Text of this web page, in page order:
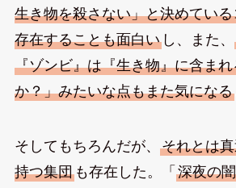
生き物を殺さない」と決めてい
存在することも面白いし、また、
『ゾンビ』は『生き物』に含ま
か？」みたいな点もまた気になる
そしてもちろんだが、 それとは
持つ集団も存在した。「 深夜の闇